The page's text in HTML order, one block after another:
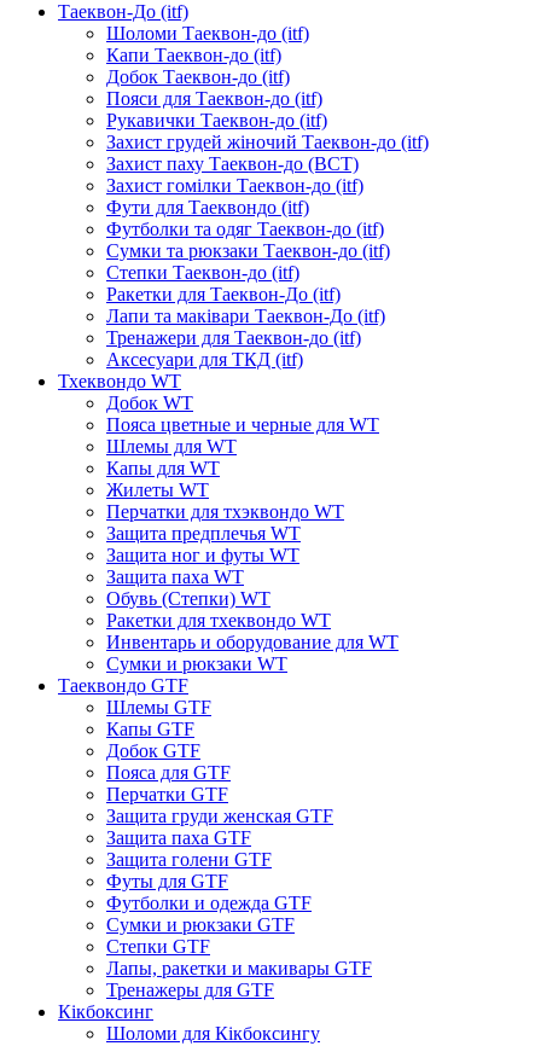
Таеквон-До (itf)
Шоломи Таеквон-до (itf)
Капи Таеквон-до (itf)
Добок Таеквон-до (itf)
Пояси для Таеквон-до (itf)
Рукавички Таеквон-до (itf)
Захист грудей жіночий Таеквон-до (itf)
Захист паху Таеквон-до (ВСТ)
Захист гомілки Таеквон-до (itf)
Фути для Таеквондо (itf)
Футболки та одяг Таеквон-до (itf)
Сумки та рюкзаки Таеквон-до (itf)
Степки Таеквон-до (itf)
Ракетки для Таеквон-До (itf)
Лапи та маківари Таеквон-До (itf)
Тренажери для Таеквон-до (itf)
Аксесуари для ТКД (itf)
Тхеквондо WT
Добок WT
Пояса цветные и черные для WT
Шлемы для WT
Капы для WT
Жилеты WT
Перчатки для тхэквондо WT
Защита предплечья WT
Защита ног и футы WT
Защита паха WT
Обувь (Степки) WT
Ракетки для тхеквондо WT
Инвентарь и оборудование для WT
Сумки и рюкзаки WT
Таеквондо GTF
Шлемы GTF
Капы GTF
Добок GTF
Пояса для GTF
Перчатки GTF
Защита груди женская GTF
Защита паха GTF
Защита голени GTF
Футы для GTF
Футболки и одежда GTF
Сумки и рюкзаки GTF
Степки GTF
Лапы, ракетки и макивары GTF
Тренажеры для GTF
Кікбоксинг
Шоломи для Кікбоксингу